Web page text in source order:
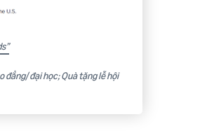
đẳng/ đại học; Quà tặng lễ hội